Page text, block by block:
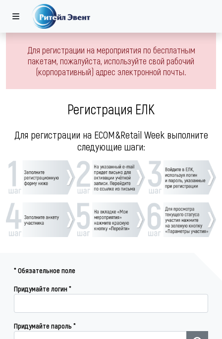
Для регистрации на мероприятия по бесплатным
пакетам, пожалуйста, используйте свой рабочий
(корпоративный) адрес электронной почты.
Регистрация ЕЛК
Для регистрации на ECOM&Retail Week выполните
следующие шаги:
*Обязательное поле
Придумайте логин*
Придумайте пароль *